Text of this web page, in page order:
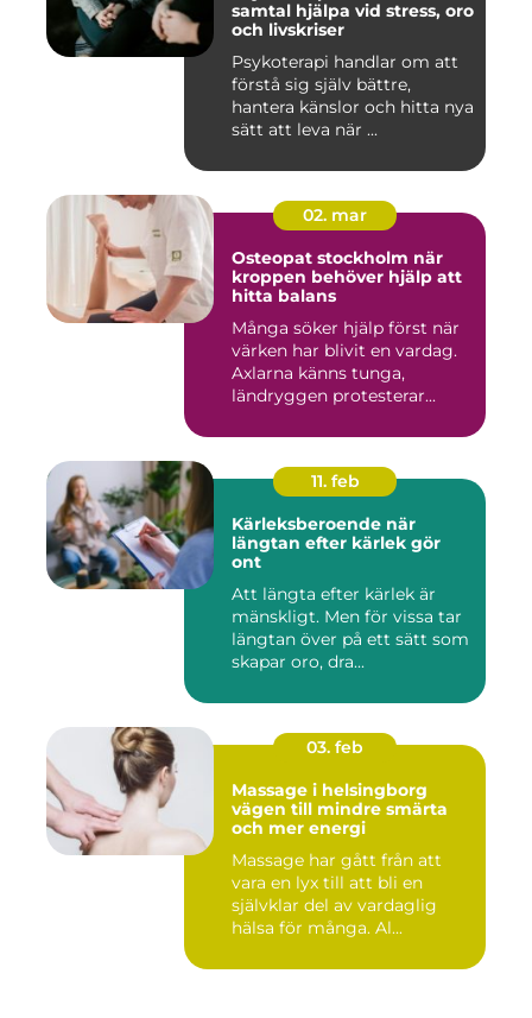
samtal hjälpa vid stress, oro
och livskriser
Psykoterapi handlar om att
förstå sig själv bättre,
hantera känslor och hitta nya
sätt att leva när ...
02. mar
Osteopat stockholm när
kroppen behöver hjälp att
hitta balans
Många söker hjälp först när
värken har blivit en vardag.
Axlarna känns tunga,
ländryggen protesterar...
11. feb
Kärleksberoende när
längtan efter kärlek gör
ont
Att längta efter kärlek är
mänskligt. Men för vissa tar
längtan över på ett sätt som
skapar oro, dra...
03. feb
Massage i helsingborg
vägen till mindre smärta
och mer energi
Massage har gått från att
vara en lyx till att bli en
självklar del av vardaglig
hälsa för många. Al...